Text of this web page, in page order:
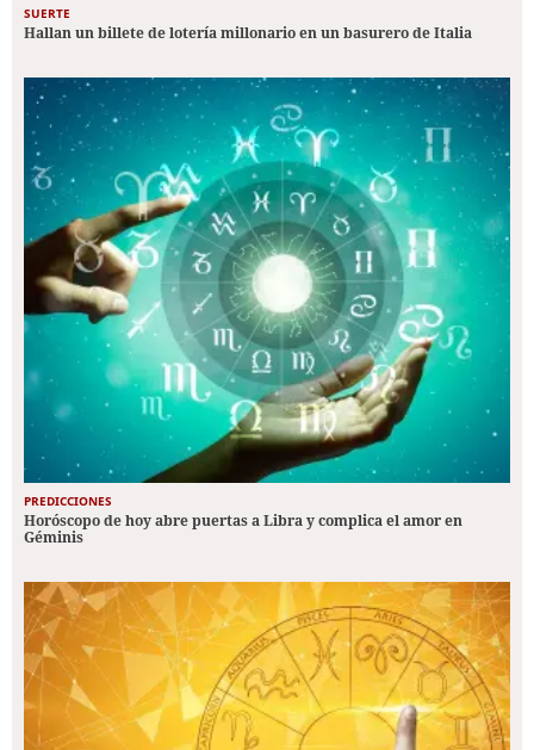
SUERTE
Hallan un billete de lotería millonario en un basurero de Italia
PREDICCIONES
Horóscopo de hoy abre puertas a Libra y complica el amor en
Géminis